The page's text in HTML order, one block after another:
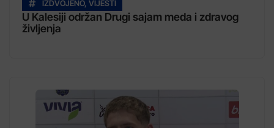
IZDVOJENO, VIJESTI
U Kalesiji održan Drugi sajam meda i zdravog
življenja